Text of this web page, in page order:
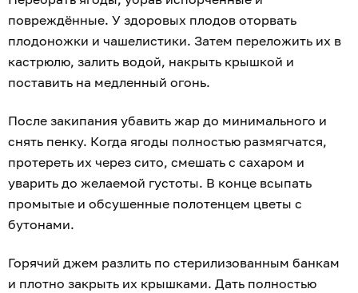
повреждённые. У здоровых плодов оторвать
плодоножки и чашелистики. Затем переложить их в
кастрюлю, залить водой, накрыть крышкой и
поставить на медленный огонь.
После закипания убавить жар до минимального и
снять пенку. Когда ягоды полностью размягчатся,
протереть их через сито, смешать с сахаром и
уварить до желаемой густоты. В конце всыпать
промытые и обсушенные полотенцем цветы с
бутонами.
Горячий джем разлить по стерилизованным банкам
и плотно закрыть их крышками. Дать полностью